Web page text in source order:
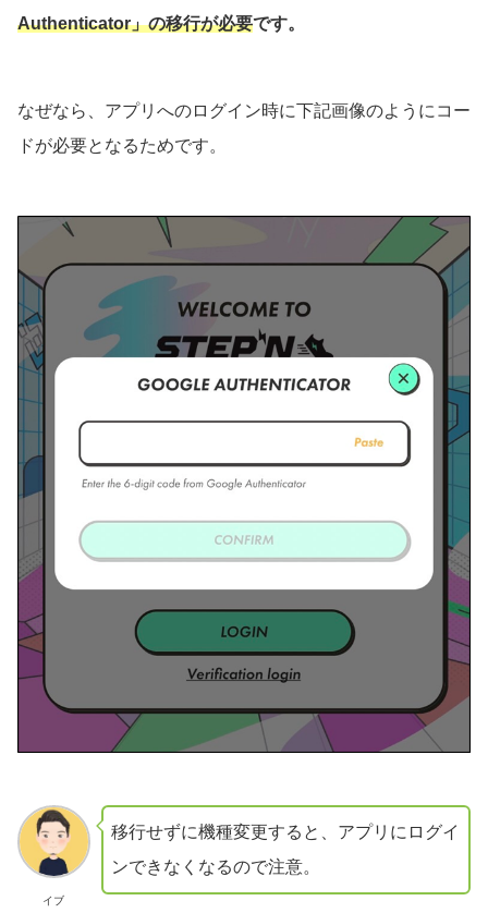
Authenticator」の移行が必要です。
なぜなら、アプリへのログイン時に下記画像のようにコー
ドが必要となるためです。
イブ
移行せずに機種変更すると、アプリにログイ
ンできなくなるので注意。